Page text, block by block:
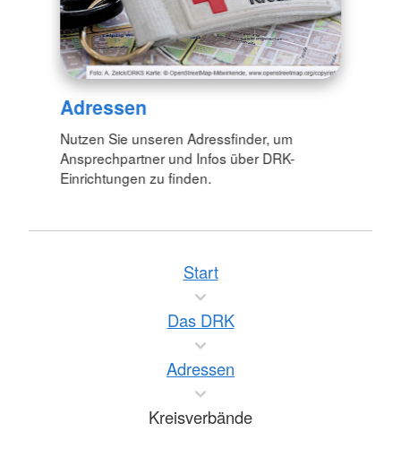
Adressen
Nutzen Sie unseren Adressfinder, um
Ansprechpartner und Infos über DRK-
Einrichtungen zu finden.
Start
Das DRK
Adressen
Kreisverbände